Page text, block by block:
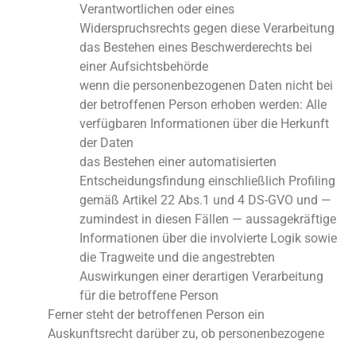
Verantwortlichen oder eines
Widerspruchsrechts gegen diese Verarbeitung
das Bestehen eines Beschwerderechts bei
einer Aufsichtsbehörde
wenn die personenbezogenen Daten nicht bei
der betroffenen Person erhoben werden: Alle
verfügbaren Informationen über die Herkunft
der Daten
das Bestehen einer automatisierten
Entscheidungsfindung einschließlich Profiling
gemäß Artikel 22 Abs.1 und 4 DS-GVO und —
zumindest in diesen Fällen — aussagekräftige
Informationen über die involvierte Logik sowie
die Tragweite und die angestrebten
Auswirkungen einer derartigen Verarbeitung
für die betroffene Person
Ferner steht der betroffenen Person ein
Auskunftsrecht darüber zu, ob personenbezogene